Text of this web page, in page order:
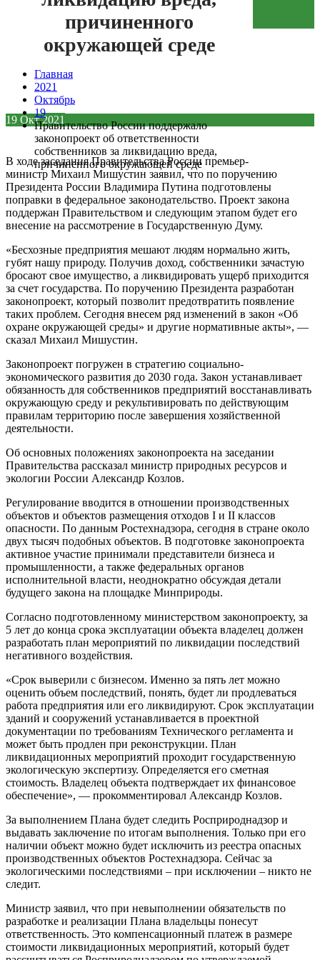
причиненного
окружающей среде
Главная
2021
Октябрь
19
Правительство России поддержало
законопроект об ответственности
собственников за ликвидацию вреда,
причиненного окружающей среде
19 Окт2021
В ходе заседания Правительства России премьер-
министр Михаил Мишустин заявил, что по поручению
Президента России Владимира Путина подготовлены
поправки в федеральное законодательство. Проект закона
поддержан Правительством и следующим этапом будет его
внесение на рассмотрение в Государственную Думу.
«Бесхозные предприятия мешают людям нормально жить,
губят нашу природу. Получив доход, собственники зачастую
бросают свое имущество, а ликвидировать ущерб приходится
за счет государства. По поручению Президента разработан
законопроект, который позволит предотвратить появление
таких проблем. Сегодня внесем ряд изменений в закон «Об
охране окружающей среды» и другие нормативные акты», —
сказал Михаил Мишустин.
Законопроект погружен в стратегию социально-
экономического развития до 2030 года. Закон устанавливает
обязанность для собственников предприятий восстанавливать
окружающую среду и рекультивировать по действующим
правилам территорию после завершения хозяйственной
деятельности.
Об основных положениях законопроекта на заседании
Правительства рассказал министр природных ресурсов и
экологии России Александр Козлов.
Регулирование вводится в отношении производственных
объектов и объектов размещения отходов I и II классов
опасности. По данным Ростехнадзора, сегодня в стране около
двух тысяч подобных объектов. В подготовке законопроекта
активное участие принимали представители бизнеса и
промышленности, а также федеральных органов
исполнительной власти, неоднократно обсуждая детали
будущего закона на площадке Минприроды.
Согласно подготовленному министерством законопроекту, за
5 лет до конца срока эксплуатации объекта владелец должен
разработать план мероприятий по ликвидации последствий
негативного воздействия.
«Срок выверили с бизнесом. Именно за пять лет можно
оценить объем последствий, понять, будет ли продлеваться
работа предприятия или его ликвидируют. Срок эксплуатации
зданий и сооружений устанавливается в проектной
документации по требованиям Технического регламента и
может быть продлен при реконструкции. План
ликвидационных мероприятий проходит государственную
экологическую экспертизу. Определяется его сметная
стоимость. Владелец объекта подтверждает их финансовое
обеспечение», — прокомментировал Александр Козлов.
За выполнением Плана будет следить Росприроднадзор и
выдавать заключение по итогам выполнения. Только при его
наличии объект можно будет исключить из реестра опасных
производственных объектов Ростехнадзора. Сейчас за
экологическими последствиями – при исключении – никто не
следит.
Министр заявил, что при невыполнении обязательств по
разработке и реализации Плана владельцы понесут
ответственность. Это компенсационный платеж в размере
стоимости ликвидационных мероприятий, который будет